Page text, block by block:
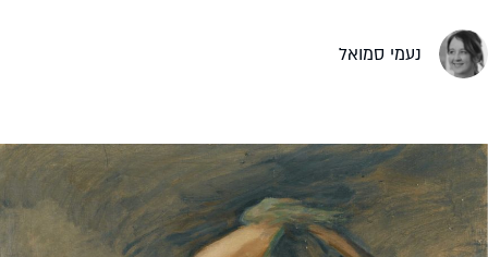
נעמי סמואל